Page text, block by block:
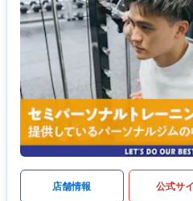
店舗情報 公式サ